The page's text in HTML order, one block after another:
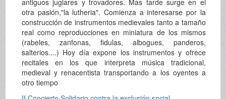
antiguos juglares y trovadores. Mas tarde surge en el
otra pasión,"la lutheria". Comienza a interesarse por la
construcción de instrumentos medievales tanto a tamaño
real como reproducciones en miniatura de los mismos
(rabeles, zanfonas, fidulas, albogues, panderos,
salterios....) Hoy día expone los instrumentos y ofrece
recitales en los que interpreta música tradicional,
medieval y renacentista transportando a los oyentes a
otro tiempo